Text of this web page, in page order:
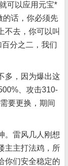
可以应用元宝*
的话，你必须先
去，你可以叫
百分之二，我们
，因为爆出这
、攻击310-
要更换，期间
雷风几人刚想
主主打法鸡，所
你们安全稳定的